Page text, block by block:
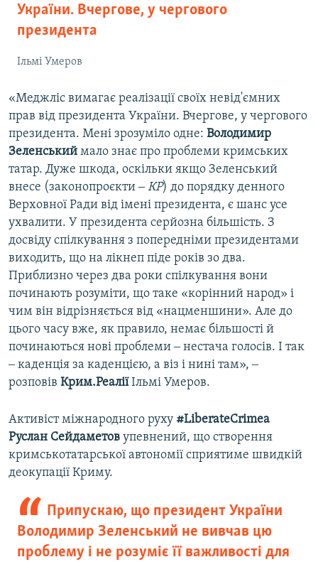
України. Вчергове, у чергового
президента
Ільмі Умеров
«Меджліс вимагає реалізації своїх невід'ємних
прав від президента України. Вчергове, у чергового
президента. Мені зрозуміло одне: Володимир
Зеленський мало знає про проблеми кримських
татар. Дуже шкода, оскільки якщо Зеленський
внесе (законопроєкти ‒КР) до порядку денного
Верховної Ради від імені президента, є шанс усе
ухвалити. У президента серйозна більшість. З
досвіду спілкування з попередніми президентами
виходить, що на лікнеп піде років зо два.
Приблизно через два роки спілкування вони
починають розуміти, що таке «корінний народ» і
чим він відрізняється від «нацменшини». Але до
цього часу вже, як правило, немає більшості й
починаються нові проблеми ‒ нестача голосів. І так
‒ каденція за каденцією, а віз і нині там», ‒
розповів Крим.РеаліїІльмі Умеров.
Активіст міжнародного руху #LiberateCrimea
Руслан Сейдаметов упевнений, що створення
кримськотатарської автономії сприятиме швидкій
деокупації Криму.
Припускаю, що президент України
Володимир Зеленський не вивчав цю
проблему і не розуміє її важливості для